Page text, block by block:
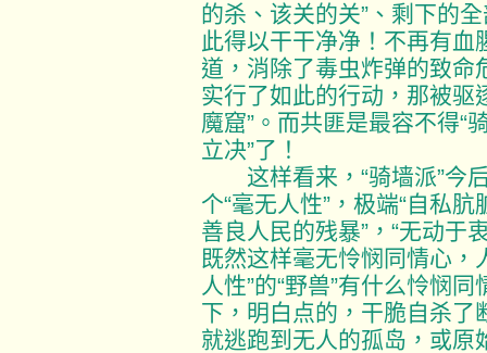
的杀、该关的关”、剩下的
此得以干干净净！不再有血
道，消除了毒虫炸弹的致命
实行了如此的行动，那被驱
魔窟”。而共匪是最容不得“
立决”了！
这样看来，“骑墙派”今后
个“毫无人性”，极端“自私
善良人民的残暴”，“无动于
既然这样毫无怜悯同情心，
人性”的“野兽”有什么怜悯
下，明白点的，干脆自杀了
就逃跑到无人的孤岛，或原